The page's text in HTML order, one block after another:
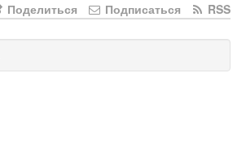
RSS
Подписаться
Поделиться